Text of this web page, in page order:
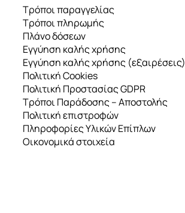
Τρόποι παραγγελίας
Τρόποι πληρωμής
Πλάνο δόσεων
Εγγύηση καλής χρήσης
Εγγύηση καλής χρήσης (εξαιρέσεις)
Πολιτική Cookies
Πολιτική Προστασίας GDPR
Τρόποι Παράδοσης – Αποστολής
Πολιτική επιστροφών
Πληροφορίες Υλικών Επίπλων
Οικονομικά στοιχεία